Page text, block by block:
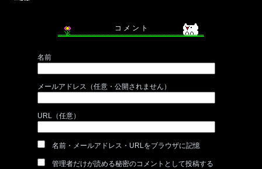
コ メ ン ト
名前
メールアドレス（任意・公開されません）
URL（任意）
名前・メールアドレス・URLをブラウザに記憶
管理者だけが読める秘密のコメントとして投稿する